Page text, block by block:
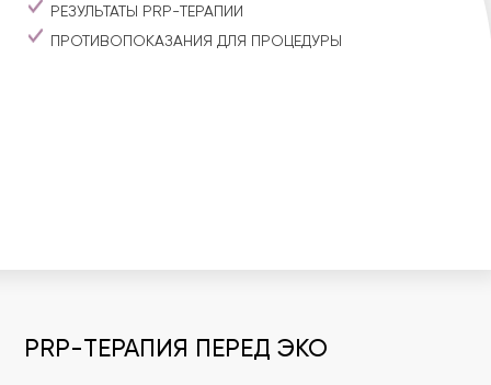
РЕЗУЛЬТАТЫ PRP-ТЕРАПИИ
ПРОТИВОПОКАЗАНИЯ ДЛЯ ПРОЦЕДУРЫ
PRP-ТЕРАПИЯ ПЕРЕД ЭКО